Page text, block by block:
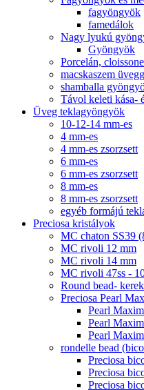
fagyöngyök
famedálok
Nagy lyukú
Gyöngyök
Porcelán,
macskaszem
shamballa
Távol keleti kása-
Üveg teklagyöngyök
10-12-14 mm-es
4 mm-es
4 mm-es zsorzsett
6 mm-es
6 mm-es zsorzsett
8 mm-es
8 mm-es zsorzsett
egyéb formájú
Preciosa kristályok
MC chaton SS39
MC rivoli 12 mm
MC rivoli 14 mm
MC rivoli 47ss -
Round bead-
Preciosa Pearl
Pearl
Pearl
Pearl
rondelle bead
Preciosa
Preciosa
Preciosa